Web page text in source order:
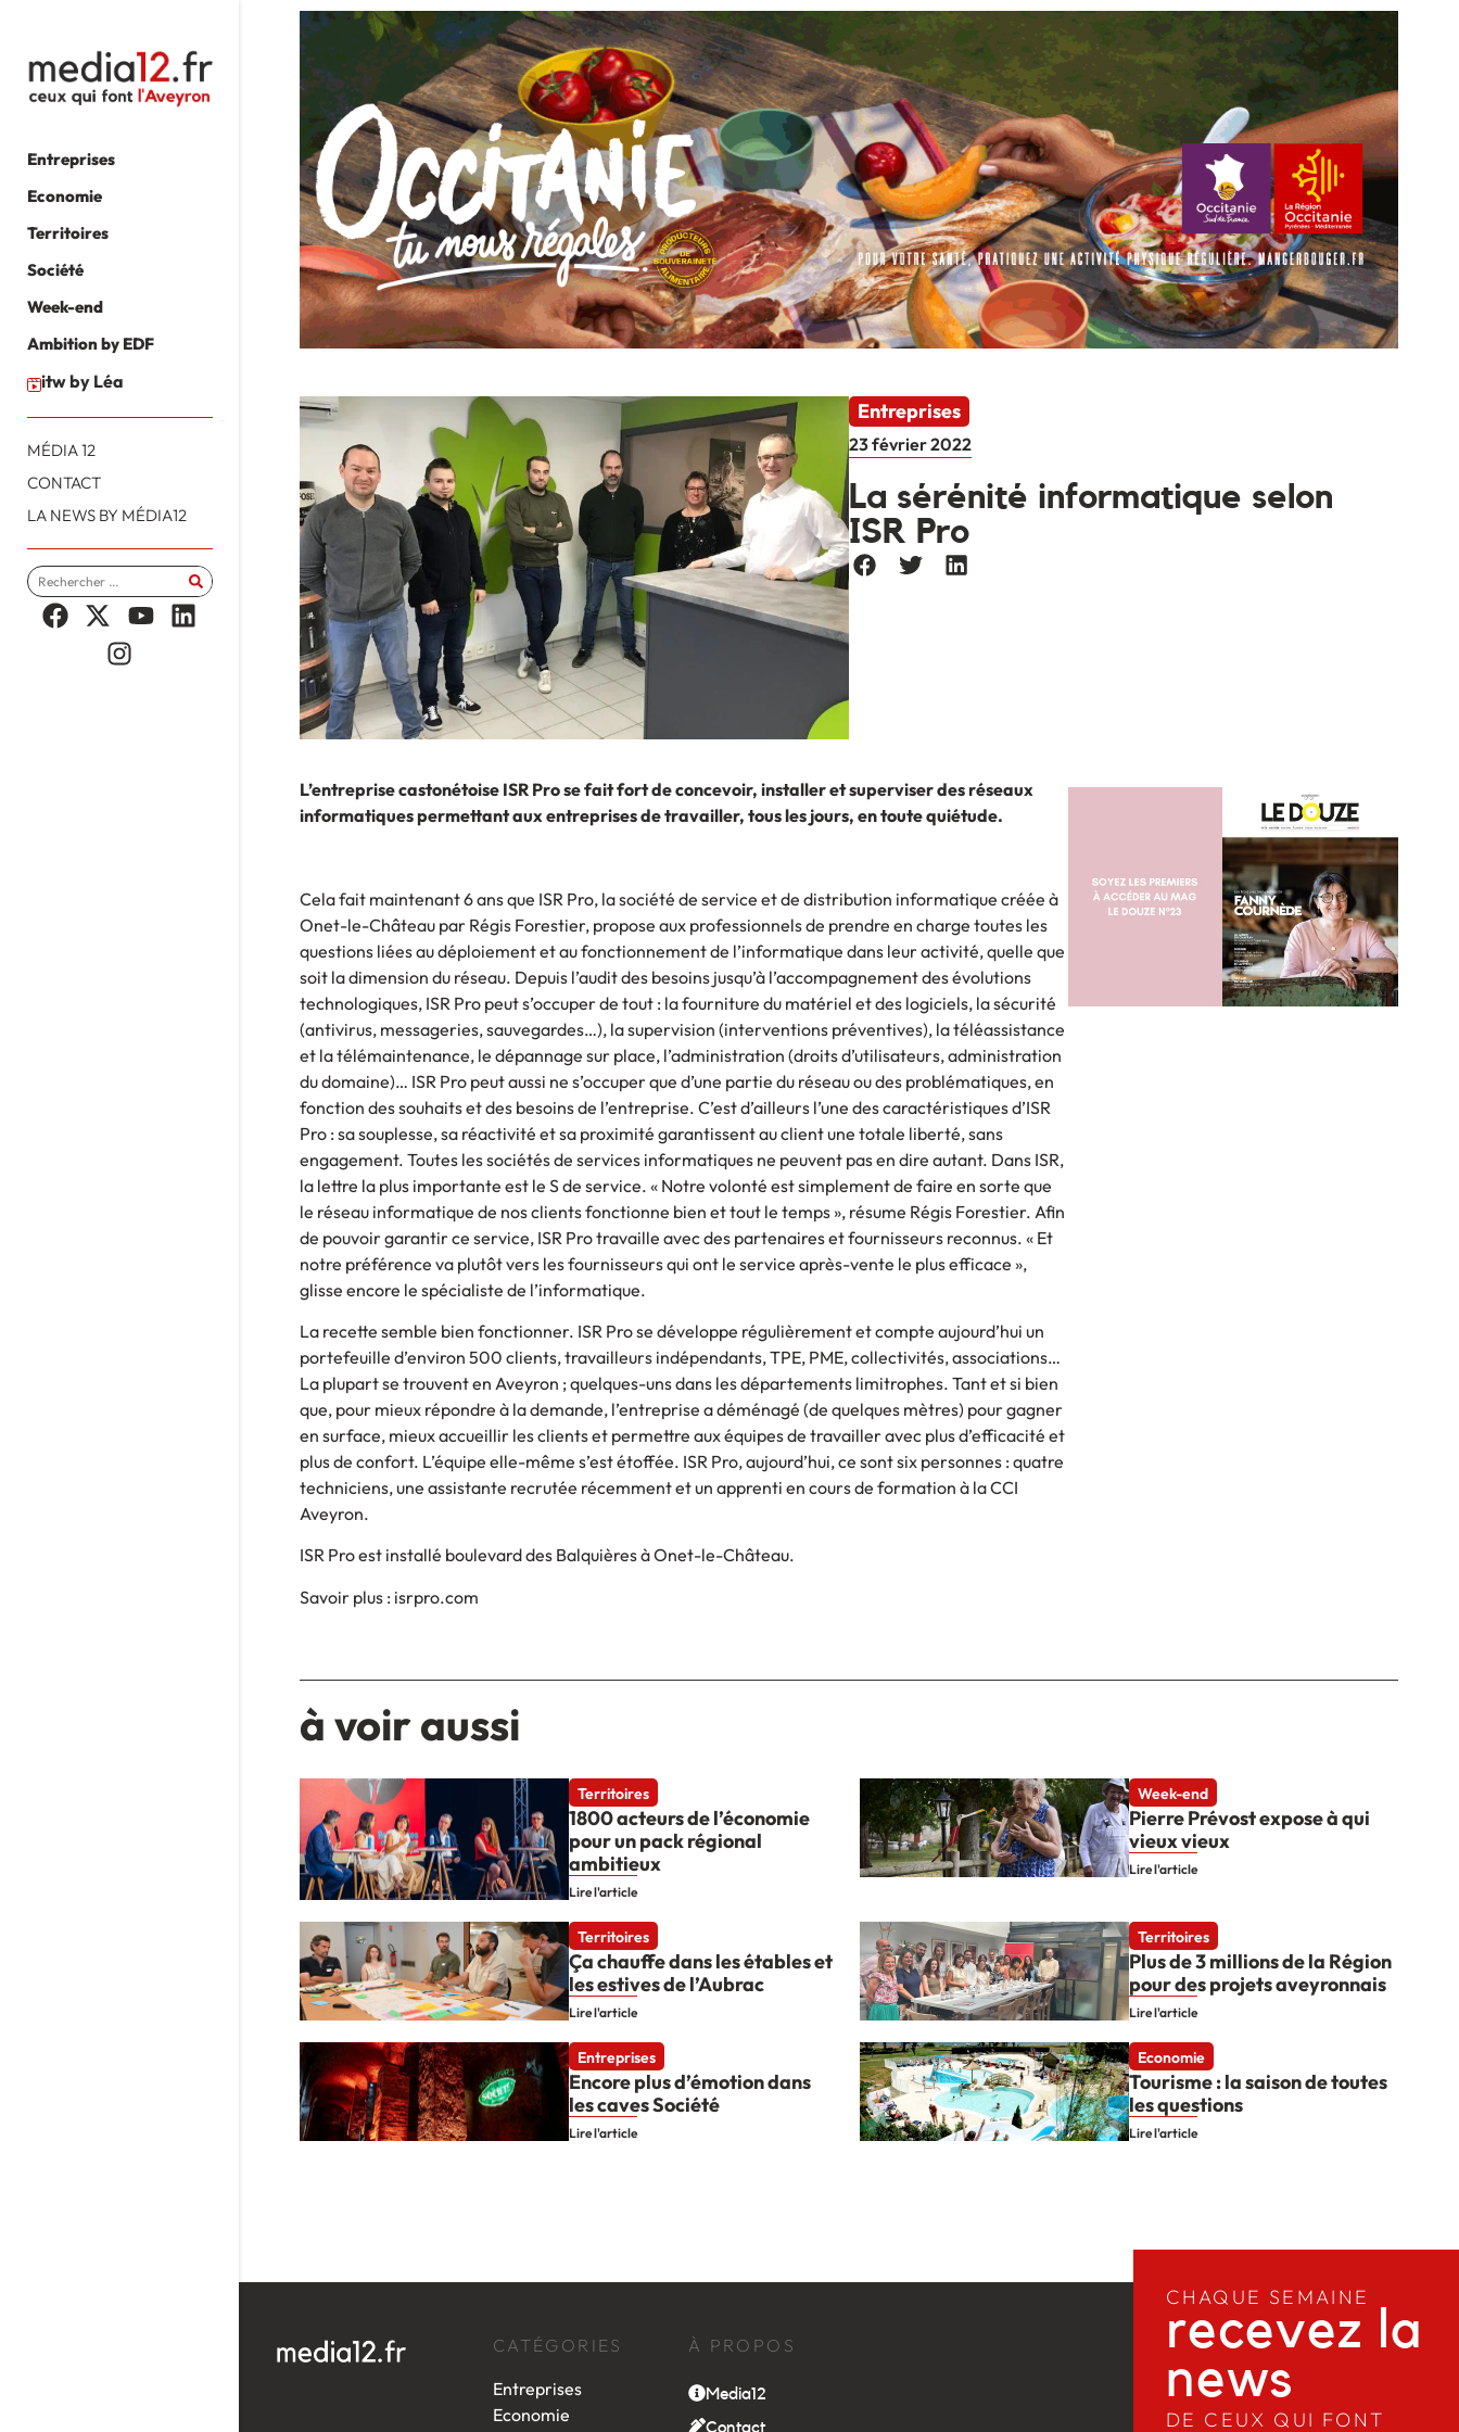
Entreprises
Economie
Territoires
Société
Week-end
Ambition by EDF
itw by Léa
MÉDIA 12
CONTACT
LA NEWS BY MÉDIA12
Entreprises
23 février 2022
La sérénité informatique selon
ISR Pro
L’entreprise castonétoise ISR Pro se fait fort de concevoir, installer et superviser des réseaux
informatiques permettant aux entreprises de travailler, tous les jours, en toute quiétude.
Cela fait maintenant 6 ans que ISR Pro, la société de service et de distribution informatique créée à
Onet-le-Château par Régis Forestier, propose aux professionnels de prendre en charge toutes les
questions liées au déploiement et au fonctionnement de l’informatique dans leur activité, quelle que
soit la dimension du réseau. Depuis l’audit des besoins jusqu’à l’accompagnement des évolutions
technologiques, ISR Pro peut s’occuper de tout : la fourniture du matériel et des logiciels, la sécurité
(antivirus, messageries, sauvegardes…), la supervision (interventions préventives), la téléassistance
et la télémaintenance, le dépannage sur place, l’administration (droits d’utilisateurs, administration
du domaine)… ISR Pro peut aussi ne s’occuper que d’une partie du réseau ou des problématiques, en
fonction des souhaits et des besoins de l’entreprise. C’est d’ailleurs l’une des caractéristiques d’ISR
Pro : sa souplesse, sa réactivité et sa proximité garantissent au client une totale liberté, sans
engagement. Toutes les sociétés de services informatiques ne peuvent pas en dire autant. Dans ISR,
la lettre la plus importante est le S de service. « Notre volonté est simplement de faire en sorte que
le réseau informatique de nos clients fonctionne bien et tout le temps », résume Régis Forestier. Afin
de pouvoir garantir ce service, ISR Pro travaille avec des partenaires et fournisseurs reconnus. « Et
notre préférence va plutôt vers les fournisseurs qui ont le service après-vente le plus efficace »,
glisse encore le spécialiste de l’informatique.
La recette semble bien fonctionner. ISR Pro se développe régulièrement et compte aujourd’hui un
portefeuille d’environ 500 clients, travailleurs indépendants, TPE, PME, collectivités, associations…
La plupart se trouvent en Aveyron ; quelques-uns dans les départements limitrophes. Tant et si bien
que, pour mieux répondre à la demande, l’entreprise a déménagé (de quelques mètres) pour gagner
en surface, mieux accueillir les clients et permettre aux équipes de travailler avec plus d’efficacité et
plus de confort. L’équipe elle-même s’est étoffée. ISR Pro, aujourd’hui, ce sont six personnes : quatre
techniciens, une assistante recrutée récemment et un apprenti en cours de formation à la CCI
Aveyron.
ISR Pro est installé boulevard des Balquières à Onet-le-Château.
Savoir plus : isrpro.com
à voir aussi
Territoires
1800 acteurs de l’économie
pour un pack régional
ambitieux
Lire l'article
Week-end
Pierre Prévost expose à qui
vieux vieux
Lire l'article
Territoires
Ça chauffe dans les étables et
les estives de l’Aubrac
Lire l'article
Territoires
Plus de 3 millions de la Région
pour des projets aveyronnais
Lire l'article
Entreprises
Encore plus d’émotion dans
les caves Société
Lire l'article
Economie
Tourisme : la saison de toutes
les questions
Lire l'article
CATÉGORIES
Entreprises
Economie
À PROPOS
Media12
Contact
CHAQUE SEMAINE
recevez la
news​
DE CEUX QUI FONT